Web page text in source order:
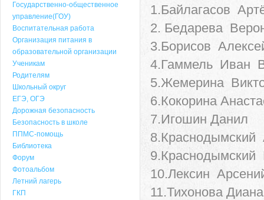
1.Байлагасов
2. Бедарева
3.Борисов
4.Гаммель Иван
5.Жемерина
6.Кокорина
7.Игошин Данил
9.Краснодымский
10.Лексин
11.Тихонова Диана
Государственно-общественное
управление(ГОУ)
Воспитательная работа
Организация питания в
образовательной организации
Ученикам
Родителям
Школьный округ
ЕГЭ, ОГЭ
Дорожная безопасность
Безопасность в школе
ППМС-помощь
Библиотека
Форум
Фотоальбом
Летний лагерь
ГКП